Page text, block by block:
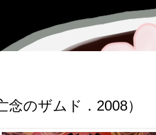
念のザムド．2008）